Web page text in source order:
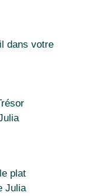
dans votre
plat
Julia